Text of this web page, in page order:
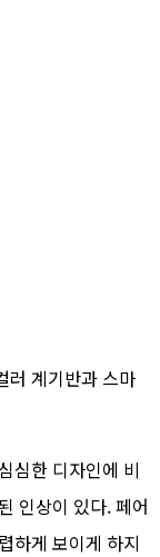
러 계기반과 스마
심한 디자인에 비
인상이 있다. 페어
하게 보이게 하지